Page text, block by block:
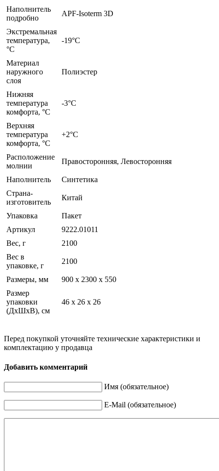
Наполнитель
подробно
APF-Isoterm 3D
Экстремальная
температура,
°C
-19°С
Материал
наружного
слоя
Полиэстер
Нижняя
температура
комфорта, °C
-3°C
Верхняя
температура
комфорта, °С
+2°C
Расположение
молнии
Правосторонняя, Левосторонняя
Наполнитель
Синтетика
Страна-
изготовитель
Китай
Упаковка
Пакет
Артикул
9222.01011
Вес, г
2100
Вес в
упаковке, г
2100
Размеры, мм
900 х 2300 х 550
Размер
упаковки
(ДхШхВ), см
46 х 26 х 26
Перед покупкой уточняйте технические характеристики и
комплектацию у продавца
Добавить комментарий
Имя (обязательное)
E-Mail (обязательное)